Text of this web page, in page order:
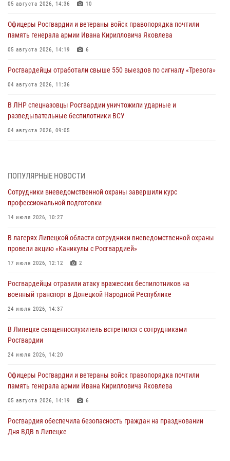
05 августа 2026, 14:36 10
Офицеры Росгвардии и ветераны войск правопорядка почтили
память генерала армии Ивана Кирилловича Яковлева
05 августа 2026, 14:19 6
Росгвардейцы отработали свыше 550 выездов по сигналу «Тревога»
04 августа 2026, 11:36
В ЛНР спецназовцы Росгвардии уничтожили ударные и
разведывательные беспилотники ВСУ
04 августа 2026, 09:05
03 августа 2026, 13:43 1
Росгвардейцы обеспечили безопасность граждан в День Лев-
Толстовского района
03 августа 2026, 13:41
Росгвардия противодействует БПЛА ВСУ на южном направлении
(видео)
03 августа 2026, 13:39
Росгвардия обеспечила охрану порядка во время проведения
фестивалей в Липецке
03 августа 2026, 13:17
ПОПУЛЯРНЫЕ НОВОСТИ
Сотрудники вневедомственной охраны завершили курс
профессиональной подготовки
14 июля 2026, 10:27
В лагерях Липецкой области сотрудники вневедомственной охраны
провели акцию «Каникулы с Росгвардией»
17 июля 2026, 12:12 2
Росгвардейцы отразили атаку вражеских беспилотников на
военный транспорт в Донецкой Народной Республике
24 июля 2026, 14:37
В Липецке священнослужитель встретился с сотрудниками
Росгвардии
24 июля 2026, 14:20
Офицеры Росгвардии и ветераны войск правопорядка почтили
память генерала армии Ивана Кирилловича Яковлева
05 августа 2026, 14:19 6
Росгвардия обеспечила безопасность граждан на праздновании
Дня ВДВ в Липецке